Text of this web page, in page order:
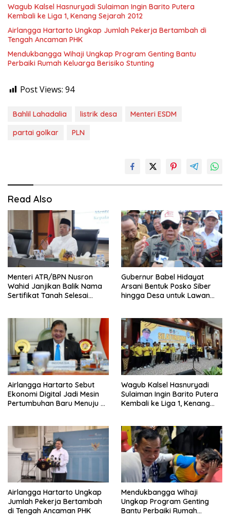
Wagub Kalsel Hasnuryadi Sulaiman Ingin Barito Putera
Kembali ke Liga 1, Kenang Sejarah 2012
Airlangga Hartarto Ungkap Jumlah Pekerja Bertambah di
Tengah Ancaman PHK
Mendukbangga Wihaji Ungkap Program Genting Bantu
Perbaiki Rumah Keluarga Berisiko Stunting
Post Views: 94
Bahlil Lahadalia listrik desa
Menteri ESDM
partai golkar
PLN
Read Also
Menteri ATR/BPN Nusron
Wahid Janjikan Balik Nama
Sertifikat Tanah Selesai
Gubernur Babel Hidayat
Arsani Bentuk Posko Siber
hingga Desa untuk Lawan
Airlangga Hartarto Sebut
Ekonomi Digital Jadi Mesin
Pertumbuhan Baru Menuju 8
Wagub Kalsel Hasnuryadi
Sulaiman Ingin Barito Putera
Kembali ke Liga 1, Kenang
Airlangga Hartarto Ungkap
Jumlah Pekerja Bertambah
di Tengah Ancaman PHK
Mendukbangga Wihaji
Ungkap Program Genting
Bantu Perbaiki Rumah